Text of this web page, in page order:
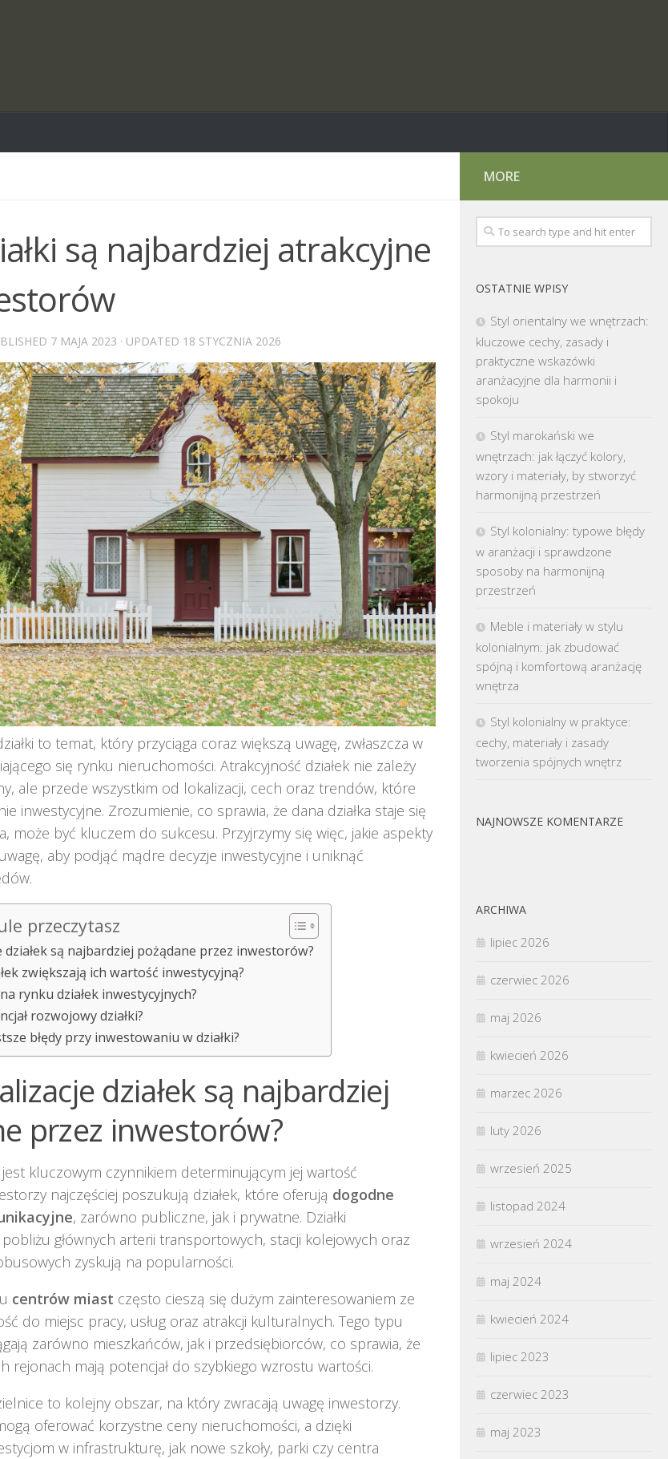
są najbardziej atrakcyjne
7 MAJA 2023 · UPDATED 18 STYCZNIA 2026
to temat, który przyciąga coraz większą uwagę, zwłaszcza w
się rynku nieruchomości. Atrakcyjność działek nie zależy
ale przede wszystkim od lokalizacji, cech oraz trendów, które
inwestycyjne. Zrozumienie, co sprawia, że dana działka staje się
może być kluczem do sukcesu. Przyjrzymy się więc, jakie aspekty
aby podjąć mądre decyzje inwestycyjne i uniknąć
przeczytasz
działek są najbardziej pożądane przez inwestorów?
zwiększają ich wartość inwestycyjną?
rynku działek inwestycyjnych?
rozwojowy działki?
błędy przy inwestowaniu w działki?
działek są najbardziej
przez inwestorów?
jest kluczowym czynnikiem determinującym jej wartość
najczęściej poszukują działek, które oferują dogodne
, zarówno publiczne, jak i prywatne. Działki
głównych arterii transportowych, stacji kolejowych oraz
zyskują na popularności.
centrów miast często cieszą się dużym zainteresowaniem ze
do miejsc pracy, usług oraz atrakcji kulturalnych. Tego typu
zarówno mieszkańców, jak i przedsiębiorców, co sprawia, że
rejonach mają potencjał do szybkiego wzrostu wartości.
to kolejny obszar, na który zwracają uwagę inwestorzy.
oferować korzystne ceny nieruchomości, a dzięki
w infrastrukturę, jak nowe szkoły, parki czy centra
MORE
OSTATNIE WPISY
Styl orientalny we wnętrzach:
kluczowe cechy, zasady i
praktyczne wskazówki
aranżacyjne dla harmonii i
spokoju
Styl marokański we
wnętrzach: jak łączyć kolory,
wzory i materiały, by stworzyć
harmonijną przestrzeń
Styl kolonialny: typowe błędy
w aranżacji i sprawdzone
sposoby na harmonijną
przestrzeń
Meble i materiały w stylu
kolonialnym: jak zbudować
spójną i komfortową aranżację
wnętrza
Styl kolonialny w praktyce:
cechy, materiały i zasady
tworzenia spójnych wnętrz
NAJNOWSZE KOMENTARZE
ARCHIWA
lipiec 2026
czerwiec 2026
maj 2026
kwiecień 2026
marzec 2026
luty 2026
wrzesień 2025
listopad 2024
wrzesień 2024
maj 2024
kwiecień 2024
lipiec 2023
czerwiec 2023
maj 2023